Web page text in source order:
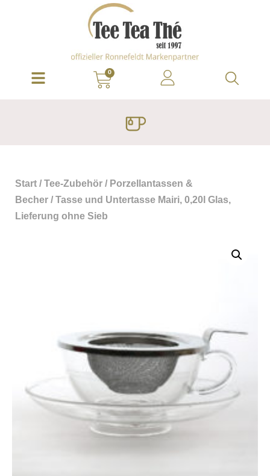
0
Start / Tee-Zubehör / Porzellantassen &
Becher / Tasse und Untertasse Mairi, 0,20l Glas,
Lieferung ohne Sieb